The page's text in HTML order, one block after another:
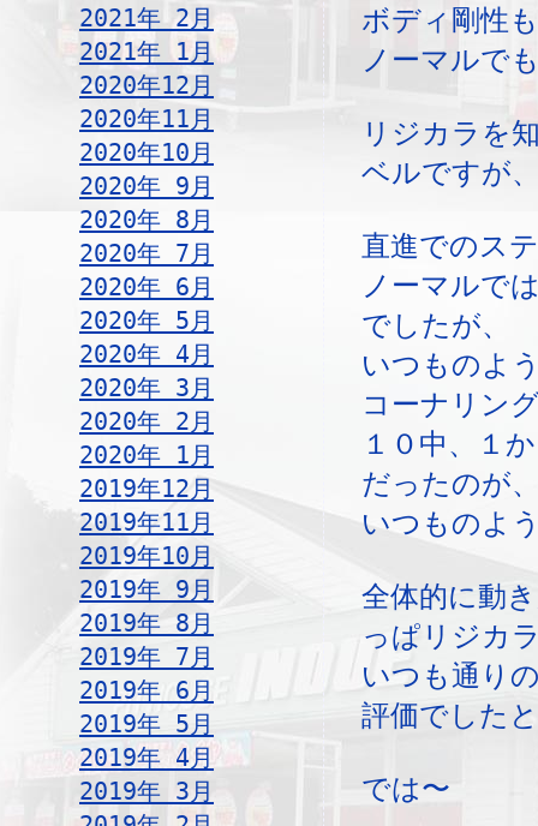
2021年 2月
2021年 1月
2020年12月
2020年11月
2020年10月
2020年 9月
2020年 8月
2020年 7月
2020年 6月
2020年 5月
2020年 4月
2020年 3月
2020年 2月
2020年 1月
2019年12月
2019年11月
2019年10月
2019年 9月
2019年 8月
2019年 7月
2019年 6月
2019年 5月
2019年 4月
2019年 3月
ボディ剛性
ノーマルで
リジカラを
ベルですが
直進でのス
ノーマルで
でしたが、
いつものよ
コーナリン
１０中、１
だったのが
いつものよ
全体的に動
っぱリジカ
いつも通り
評価でした
では〜